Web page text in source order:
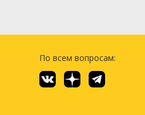
По всем вопросам: